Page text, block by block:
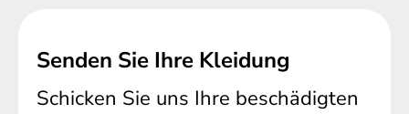
Senden Sie Ihre Kleidung
Schicken Sie uns Ihre beschädigten